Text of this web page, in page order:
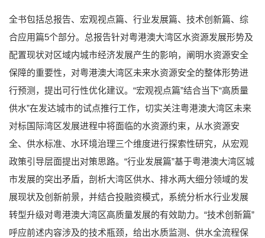
全书包括总报告、宏观视点篇、行业发展篇、技术创新篇、综
合应用篇5个部分。总报告针对粤港澳大湾区水资源发展形势及
配置现状对区域内城市经济发展产生的影响，阐明水资源安全
保障的重要性，对粤港澳大湾区未来水资源安全的整体形势进
行预测，提出可行性优化建议。“宏观视点篇”结合当下“高质量
供水”在发达城市的试点推行工作，切实关注粤港澳大湾区未来
对标国际湾区发展进程中将面临的水资源约束，从水资源安
全、供水标准、水环境治理三个维度进行探索性研究，从宏观
政策引导层面提出对策思路。“行业发展篇”基于粤港澳大湾区城
市发展的突出矛盾，剖析大湾区供水、排水两大细分领域的发
展现状及创新前景，并结合投融资模式，系统分析水行业发展
转型升级对粤港澳大湾区高质量发展的有效助力。“技术创新篇”
呼应前述内容涉及的技术瓶颈，给出水质监测、供水全流程保